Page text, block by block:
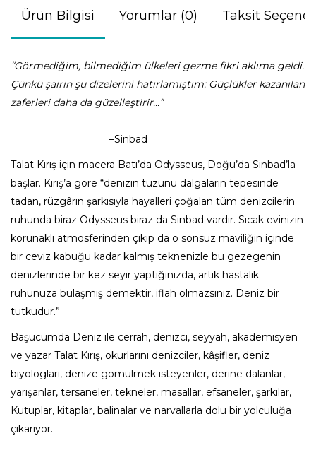
Ürün Bilgisi Yorumlar (0) Taksit
“Görmediğim, bilmediğim ülkeleri gezme fikri aklıma geldi.
Çünkü şairin şu dizelerini hatırlamıştım: Güçlükler kazanılan
zaferleri daha da güzelleştirir...”
–Sinbad
Talat Kırış için macera Batı’da Odysseus, Doğu’da Sinbad’la
başlar. Kırış’a göre “denizin tuzunu dalgaların tepesinde
tadan, rüzgârın şarkısıyla hayalleri çoğalan tüm denizcilerin
ruhunda biraz Odysseus biraz da Sinbad vardır. Sıcak evinizin
korunaklı atmosferinden çıkıp da o sonsuz maviliğin içinde
bir ceviz kabuğu kadar kalmış teknenizle bu gezegenin
denizlerinde bir kez seyir yaptığınızda, artık hastalık
ruhunuza bulaşmış demektir, iflah olmazsınız. Deniz bir
tutkudur.”
Başucumda Deniz ile cerrah, denizci, seyyah, akademisyen
ve yazar Talat Kırış, okurlarını denizciler, kâşifler, deniz
biyologları, denize gömülmek isteyenler, derine dalanlar,
yarışanlar, tersaneler, tekneler, masallar, efsaneler, şarkılar,
Kutuplar, kitaplar, balinalar ve narvallarla dolu bir yolculuğa
çıkarıyor.